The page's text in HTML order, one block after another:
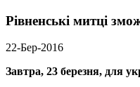
Рівненські митці
22-Бер-2016
Завтра, 23 березня, для